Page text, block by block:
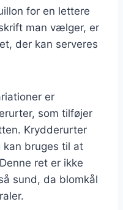
for en lettere
man vælger, er
der kan serveres
er
som tilføjer
Krydderurter
kan bruges til at
ret er ikke
sund, da blomkål